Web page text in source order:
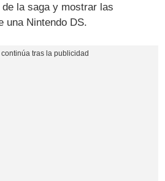
la saga y mostrar las
una Nintendo DS.